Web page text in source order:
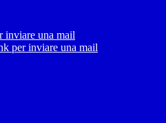
inviare una mail
per inviare una mail